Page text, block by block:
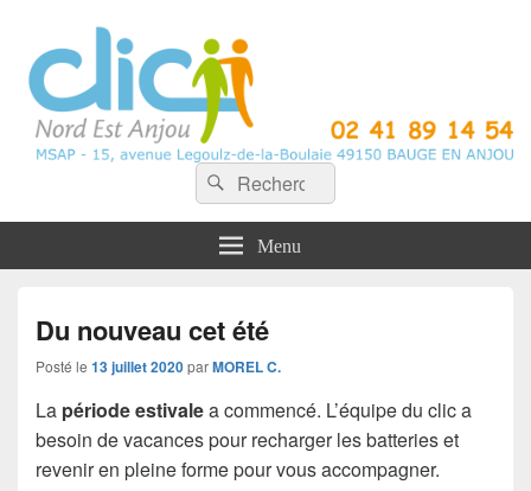
CLIC Nord Est Anjou
Recherche :
Rechercher
Menu
Du nouveau cet été
Posté le 13 juillet 2020parMOREL C.
La période estivalea commencé. L’équipe du clic a
besoin de vacances pour recharger les batteries et
revenir en pleine forme pour vous accompagner.